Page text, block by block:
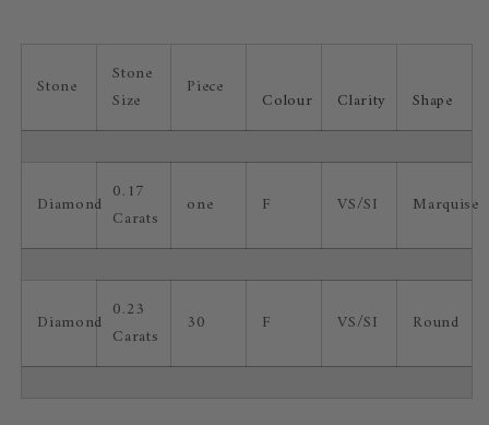
Stone
Stone
Size
Piece Colour Clarity Shape
Diamond 0.17
Carats
one F VS/SI Marquise
Diamond 0.23
Carats
30 F VS/SI Round